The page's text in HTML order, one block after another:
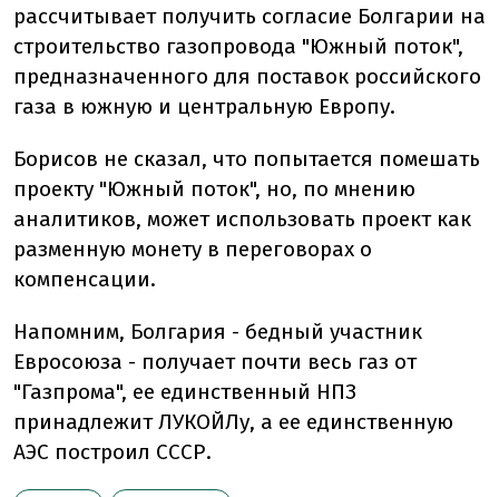
рассчитывает получить согласие Болгарии на
строительство газопровода "Южный поток",
предназначенного для поставок российского
газа в южную и центральную Европу.
Борисов не сказал, что попытается помешать
проекту "Южный поток", но, по мнению
аналитиков, может использовать проект как
разменную монету в переговорах о
компенсации.
Напомним, Болгария - бедный участник
Евросоюза - получает почти весь газ от
"Газпрома", ее единственный НПЗ
принадлежит ЛУКОЙЛу, а ее единственную
АЭС построил СССР.